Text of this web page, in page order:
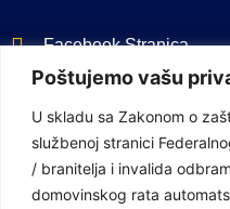
Poštujemo vašu
U skladu sa Zakonom o
službenoj stranici
/ branitelja i invalida
domovinskog rata
Facebook Stranica
Youtube Kanal
Linkovi